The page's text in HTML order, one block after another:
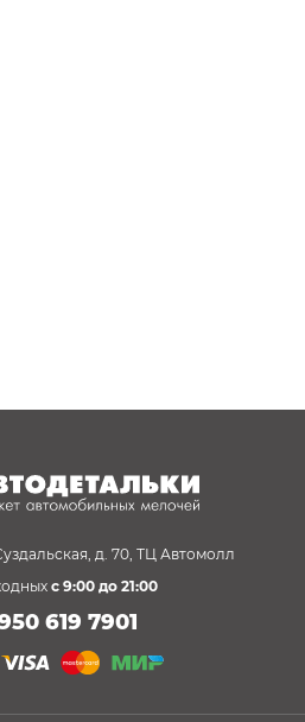
д. 70, ТЦ Автомолл
с 9:00 до 21:00
619 7901